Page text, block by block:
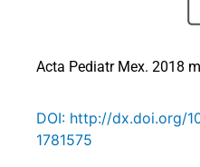
Acta Pediatr Mex. 2018
DOI: http://dx.doi.org/
1781575